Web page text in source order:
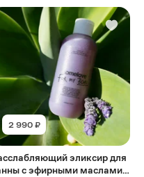
2 990 ₽
эликсир для
с эфирными маслами